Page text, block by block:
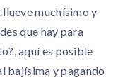
llueve muchísimo y
que hay para
aquí es posible
bajísima y pagando